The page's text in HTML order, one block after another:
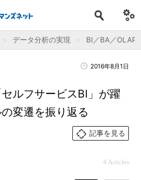
データ分析の実現 BI／BA／OLAP
2016年8月1日
ルフサービスBI」が躍
変遷を振り返る
記事を見る
4 Articles